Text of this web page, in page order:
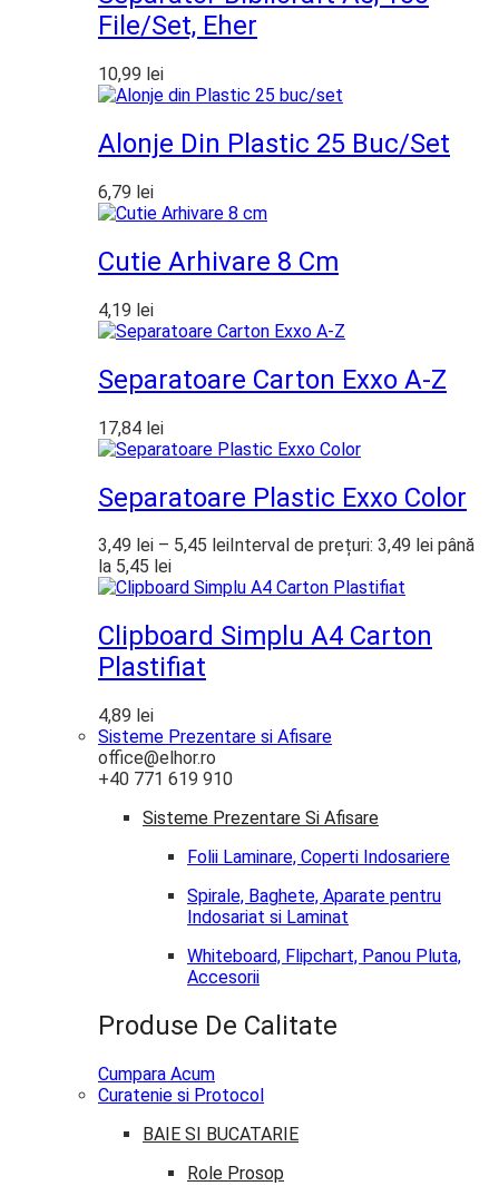
File/set, Eher
10,99 lei
Alonje Din Plastic 25 Buc/set
6,79 lei
Cutie Arhivare 8 Cm
4,19 lei
Separatoare Carton Exxo A-Z
17,84 lei
Separatoare Plastic Exxo Color
3,49 lei – 5,45 lei Interval de prețuri: 3,49 lei până
la 5,45 lei
Clipboard Simplu A4 Carton
Plastifiat
4,89 lei
Sisteme Prezentare si Afisare
office@elhor.ro
+40 771 619 910
Sisteme Prezentare Si Afisare
Folii Laminare, Coperti Indosariere
Spirale, Baghete, Aparate pentru
Indosariat si Laminat
Whiteboard, Flipchart, Panou Pluta,
Accesorii
Produse De Calitate
Cumpara Acum
Curatenie si Protocol
BAIE SI BUCATARIE
Role Prosop